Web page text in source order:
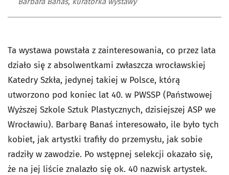
Ta wystawa powstała z zainteresowania, co przez lata
działo się z absolwentkami zwłaszcza wrocławskiej
Katedry Szkła, jedynej takiej w Polsce, którą
utworzono pod koniec lat 40. w PWSSP (Państwowej
Wyższej Szkole Sztuk Plastycznych, dzisiejszej ASP we
Wrocławiu). Barbarę Banaś interesowało, ile było tych
kobiet, jak artystki trafiły do przemysłu, jak sobie
radziły w zawodzie. Po wstępnej selekcji okazało się,
że na jej liście znalazło się ok. 40 nazwisk artystek.